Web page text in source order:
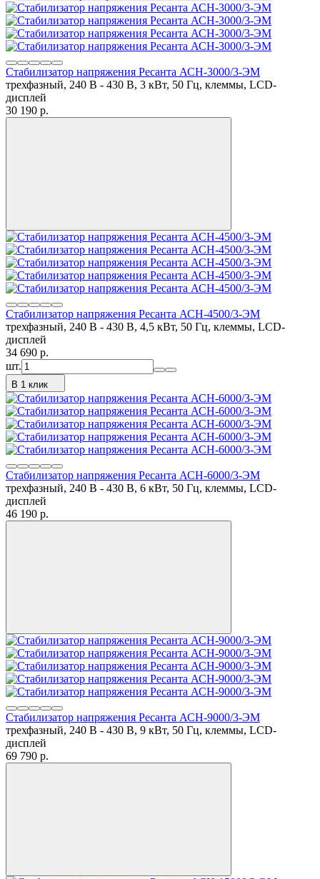
Стабилизатор напряжения Ресанта АСН-3000/3-ЭМ
трехфазный, 240 В - 430 В, 3 кВт, 50 Гц, клеммы, LCD-
дисплей
30 190 p.
Стабилизатор напряжения Ресанта АСН-4500/3-ЭМ
трехфазный, 240 В - 430 В, 4,5 кВт, 50 Гц, клеммы, LCD-
дисплей
34 690 p.
шт.
В 1 клик
Стабилизатор напряжения Ресанта АСН-6000/3-ЭМ
трехфазный, 240 В - 430 В, 6 кВт, 50 Гц, клеммы, LCD-
дисплей
46 190 p.
Стабилизатор напряжения Ресанта АСН-9000/3-ЭМ
трехфазный, 240 В - 430 В, 9 кВт, 50 Гц, клеммы, LCD-
дисплей
69 790 p.